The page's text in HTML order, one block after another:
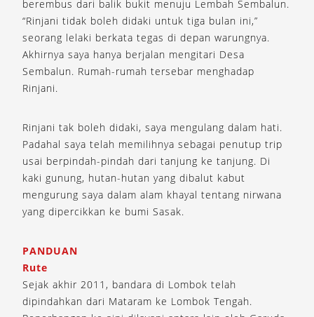
berembus dari balik bukit menuju Lembah Sembalun.
“Rinjani tidak boleh didaki untuk tiga bulan ini,”
seorang lelaki berkata tegas di depan warungnya.
Akhirnya saya hanya berjalan mengitari Desa
Sembalun. Rumah-rumah tersebar menghadap
Rinjani.
Rinjani tak boleh didaki, saya mengulang dalam hati.
Padahal saya telah memilihnya sebagai penutup trip
usai berpindah-pindah dari tanjung ke tanjung. Di
kaki gunung, hutan-hutan yang dibalut kabut
mengurung saya dalam alam khayal tentang nirwana
yang dipercikkan ke bumi Sasak.
PANDUAN
Rute
Sejak akhir 2011, bandara di Lombok telah
dipindahkan dari Mataram ke Lombok Tengah.